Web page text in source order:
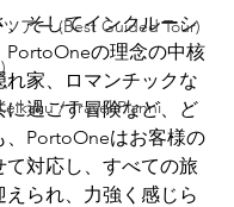
アー (Best Guided Tour)
/ Travel Planni
、そしてインクルーシ
PortoOneの理念の中核
家、ロマンチックな
に過ごす冒険など、ど
、PortoOneはお客様の
て対応し、すべての旅
られ、力強く感じら